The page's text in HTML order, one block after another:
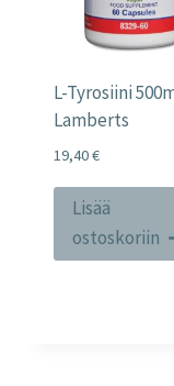
L-Tyrosiini
Lamberts
19,40€
Lisää
ostoskoriin